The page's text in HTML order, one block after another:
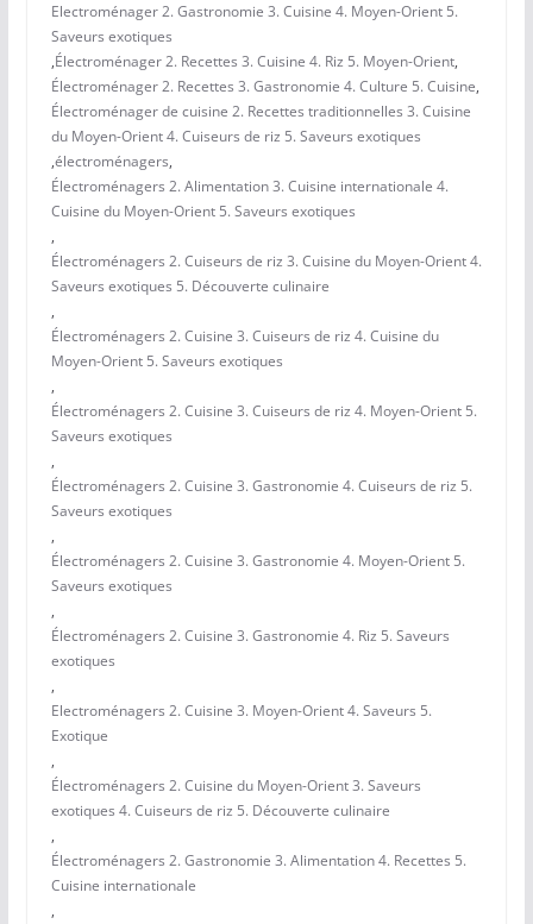
Electroménager 2. Gastronomie 3. Cuisine 4. Moyen-Orient 5.
Saveurs exotiques
,Électroménager 2. Recettes 3. Cuisine 4. Riz 5. Moyen-Orient,
Électroménager 2. Recettes 3. Gastronomie 4. Culture 5. Cuisine,
Électroménager de cuisine 2. Recettes traditionnelles 3. Cuisine
du Moyen-Orient 4. Cuiseurs de riz 5. Saveurs exotiques
,électroménagers,
Électroménagers 2. Alimentation 3. Cuisine internationale 4.
Cuisine du Moyen-Orient 5. Saveurs exotiques
,
Électroménagers 2. Cuiseurs de riz 3. Cuisine du Moyen-Orient 4.
Saveurs exotiques 5. Découverte culinaire
,
Électroménagers 2. Cuisine 3. Cuiseurs de riz 4. Cuisine du
Moyen-Orient 5. Saveurs exotiques
,
Électroménagers 2. Cuisine 3. Cuiseurs de riz 4. Moyen-Orient 5.
Saveurs exotiques
,
Électroménagers 2. Cuisine 3. Gastronomie 4. Cuiseurs de riz 5.
Saveurs exotiques
,
Électroménagers 2. Cuisine 3. Gastronomie 4. Moyen-Orient 5.
Saveurs exotiques
,
Électroménagers 2. Cuisine 3. Gastronomie 4. Riz 5. Saveurs
exotiques
,
Electroménagers 2. Cuisine 3. Moyen-Orient 4. Saveurs 5.
Exotique
,
Électroménagers 2. Cuisine du Moyen-Orient 3. Saveurs
exotiques 4. Cuiseurs de riz 5. Découverte culinaire
,
Électroménagers 2. Gastronomie 3. Alimentation 4. Recettes 5.
Cuisine internationale
,